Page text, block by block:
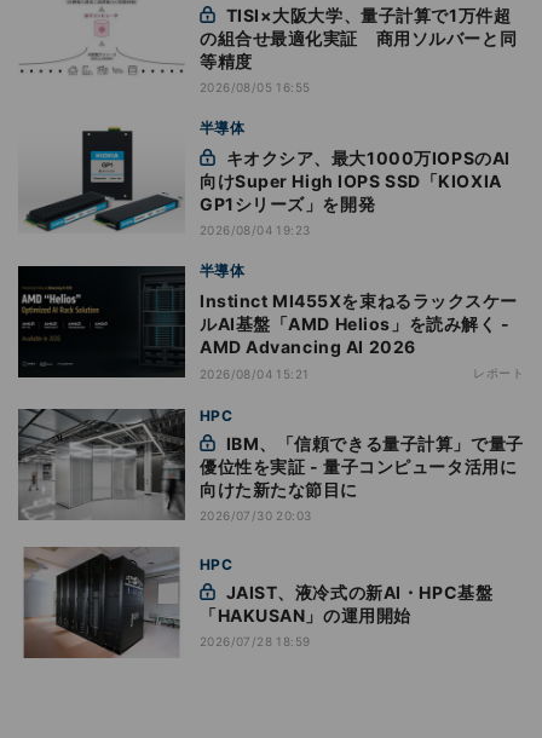
の組合せ最適化実証 商用ソルバーと同
等精度
2026/08/05 16:55
半導体
向けSuper High IOPS SSD「KIOXIA
GP1シリーズ」を開発
2026/08/04 19:23
半導体
Instinct MI455Xを束ねるラックスケー
ルAI基盤「AMD Helios」を読み解く -
AMD Advancing AI 2026
2026/08/04 15:21 レポート
HPC
優位性を実証 - 量子コンピュータ活用に
向けた新たな節目に
2026/07/30 20:03
HPC
「HAKUSAN」の運用開始
2026/07/28 18:59